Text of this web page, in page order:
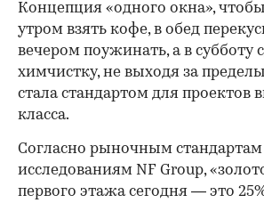
Концепция «одного окна»,
утром взять кофе, в обед
вечером поужинать, а в субботу
химчистку, не выходя за
стала стандартом для проектов
класса.
Согласно рыночным стандартам
исследованиям NF Group,
первого этажа сегодня — это